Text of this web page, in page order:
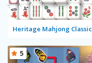
Heritage Mahjong Classic
5